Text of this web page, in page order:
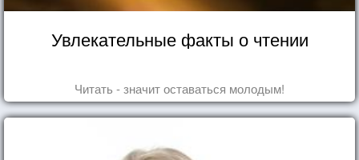
Увлекательные факты о чтении
Читать - значит оставаться молодым!